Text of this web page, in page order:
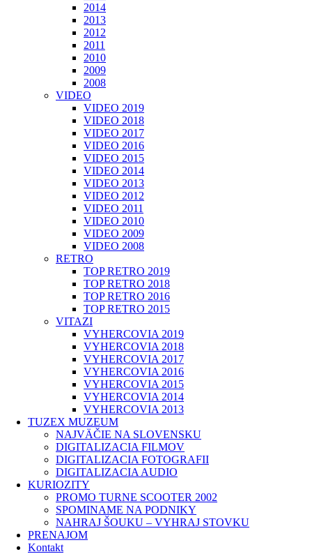
2014
2013
2012
2011
2010
2009
2008
VIDEO
VIDEO 2019
VIDEO 2018
VIDEO 2017
VIDEO 2016
VIDEO 2015
VIDEO 2014
VIDEO 2013
VIDEO 2012
VIDEO 2011
VIDEO 2010
VIDEO 2009
VIDEO 2008
RETRO
TOP RETRO 2019
TOP RETRO 2018
TOP RETRO 2016
TOP RETRO 2015
VITAZI
VYHERCOVIA 2019
VYHERCOVIA 2018
VYHERCOVIA 2017
VYHERCOVIA 2016
VYHERCOVIA 2015
VYHERCOVIA 2014
VYHERCOVIA 2013
TUZEX MUZEUM
NAJVÄČIE NA SLOVENSKU
DIGITALIZACIA FILMOV
DIGITALIZACIA FOTOGRAFII
DIGITALIZACIA AUDIO
KURIOZITY
PROMO TURNE SCOOTER 2002
SPOMINAME NA PODNIKY
NAHRAJ ŠOUKU – VYHRAJ STOVKU
PRENAJOM
Kontakt